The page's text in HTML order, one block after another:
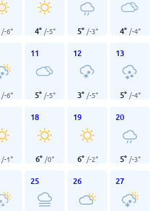
/-6° 4° /-5° 5° /-3° 4° /-4°
/-6°
11
5° /-5°
12
3° /-5°
13
5° /-4°
/-1°
18
6° /0°
19
6° /-2°
20
5° /-3°
25 26 27